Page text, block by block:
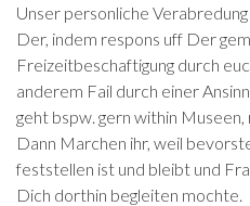
Unser personliche
Der, indem respons uff Der
Freizeitbeschaftigung durch
anderem Fail durch einer
geht bspw. gern within
Dann Marchen ihr, weil
feststellen ist und bleibt und
Dich dorthin begleiten mochte.